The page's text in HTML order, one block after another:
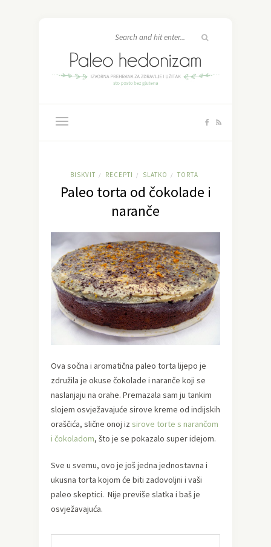
BISKVIT / RECEPTI / SLATKO / TORTA
Paleo torta od čokolade i
naranče
Ova sočna i aromatična paleo torta lijepo je
združila je okuse čokolade i naranče koji se
naslanjaju na orahe. Premazala sam ju tankim
slojem osvježavajuće sirove kreme od indijskih
oraščića, slične onoj iz sirove torte s narančom
i čokoladom, što je se pokazalo super idejom.
Sve u svemu, ovo je još jedna jednostavna i
ukusna torta kojom će biti zadovoljni i vaši
paleo skeptici. Nije previše slatka i baš je
osvježavajuća.